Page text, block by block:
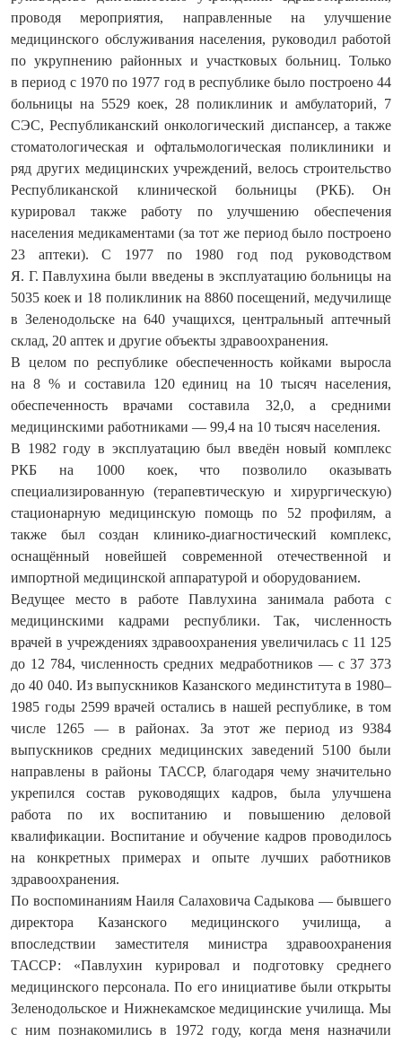
проводя мероприятия, направленные на улучшение
медицинского обслуживания населения, руководил работой
по укрупнению районных и участковых больниц. Только
в период с 1970 по 1977 год в респуб­лике было построено 44
больницы на 5529 коек, 28 поликлиник и амбулаторий, 7
СЭС, Республиканский онкологический диспансер, а также
стоматологическая и офтальмологическая поликлиники и
ряд других медицинских учреждений, велось строительство
Рес­публиканской клинической больницы (РКБ). Он
курировал также работу по улучшению обеспечения
населения медикаментами (за тот же период было построено
23 аптеки). С 1977 по 1980 год под руководством
Я. Г. Павлухина были введены в эксплуатацию больницы на
5035 коек и 18 поликлиник на 8860 посещений, медучилище
в Зеленодольске на 640 учащихся, центральный аптечный
склад, 20 аптек и другие объекты здравоохранения.
В целом по республике обеспеченность койками выросла
на 8 % и составила 120 единиц на 10 тысяч населения,
обеспеченность врачами составила 32,0, а средними
медицинскими работниками — 99,4 на 10 тысяч населения.
В 1982 году в эксплуатацию был введён новый комплекс
РКБ на 1000 коек, что позволило оказывать
специализированную (терапевтическую и хирургическую)
стационарную медицинскую помощь по 52 профилям, а
также был создан клинико-диагностический комплекс,
оснащённый новейшей современной отечественной и
импортной медицинской аппаратурой и оборудованием.
Ведущее место в работе Павлухина занимала работа с
медицинскими кадрами республики. Так, численность
врачей в учреждениях здравоохранения увеличилась с 11 125
до 12 784, численность средних медработников — с 37 373
до 40 040. Из выпускников Казанского мединститута в 1980–
1985 годы 2599 врачей остались в нашей республике, в том
числе 1265 — в районах. За этот же период из 9384
выпускников средних медицинских заведений 5100 были
направлены в районы ТАССР, благодаря чему значительно
укрепился состав руководящих кадров, была улучшена
работа по их воспитанию и повышению деловой
квалификации. Воспитание и обуче­ние кадров проводилось
на конкретных примерах и опыте лучших работников
здравоохранения.
По воспоминаниям Наиля Салаховича Садыкова — бывшего
директора Казанского медицинского училища, а
впоследствии заместителя министра здравоохранения
ТАССР: «Павлухин курировал и подготовку среднего
медицинского персонала. По его инициативе были открыты
Зеленодольское и Нижнекамское медицинские училища. Мы
с ним познакомились в 1972 году, когда меня назначили